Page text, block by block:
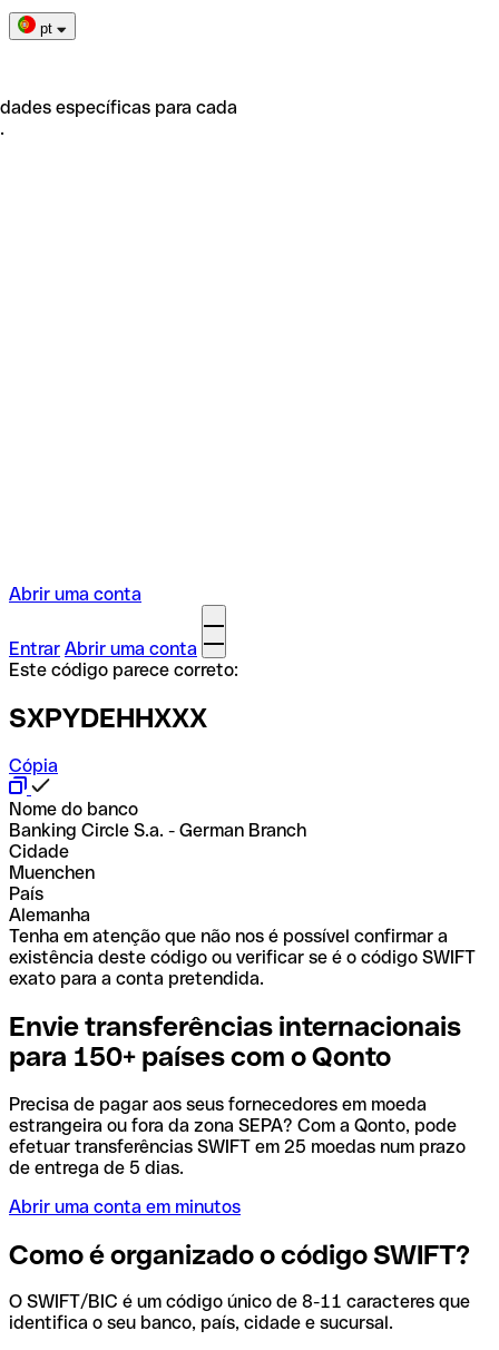
pt
específicas para cada
Abrir uma conta
Entrar Abrir uma conta
Este código parece correto:
SXPYDEHHXXX
Cópia
Nome do banco
Banking Circle S.a. - German Branch
Cidade
Muenchen
País
Alemanha
Tenha em atenção que não nos é possível confirmar a
existência deste código ou verificar se é o código SWIFT
exato para a conta pretendida.
Envie transferências internacionais
para 150+ países com o Qonto
Precisa de pagar aos seus fornecedores em moeda
estrangeira ou fora da zona SEPA? Com a Qonto, pode
efetuar transferências SWIFT em 25 moedas num prazo
de entrega de 5 dias.
Abrir uma conta em minutos
Como é organizado o código SWIFT?
O SWIFT/BIC é um código único de 8-11 caracteres que
identifica o seu banco, país, cidade e sucursal.